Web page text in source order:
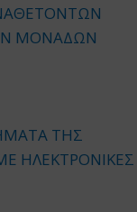
ΜΟΝΑΔΩΝ
ΤΗΣ
ΗΛΕΚΤΡΟΝΙΚΕΣ